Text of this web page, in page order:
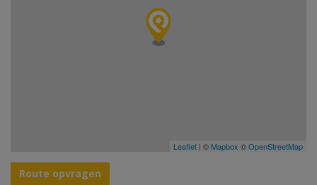
Leaflet | © Mapbox ©OpenStreetMap
Route opvragen